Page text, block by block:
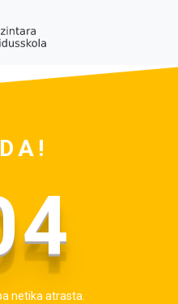
netika atrasta.